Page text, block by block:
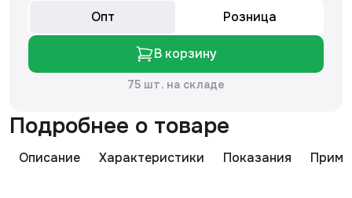
Опт Розница
В корзину
75 шт. на складе
Подробнее о товаре
Описание Характеристики Показания